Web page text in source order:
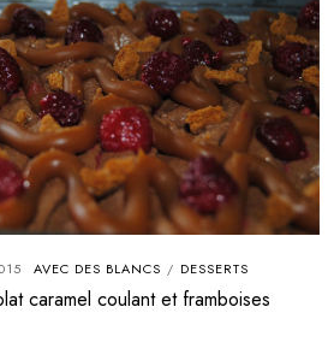
AVEC DES BLANCS / DESSERTS
caramel coulant et framboises